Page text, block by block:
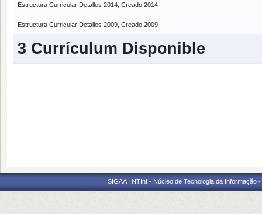
Estructura Curricular Detalles 2014, Creado 2014
Estructura Curricular Detalles 2009, Creado 2009
3 Currículum Disponible
SIGAA | NTInf - Núcleo de Tecnologia da